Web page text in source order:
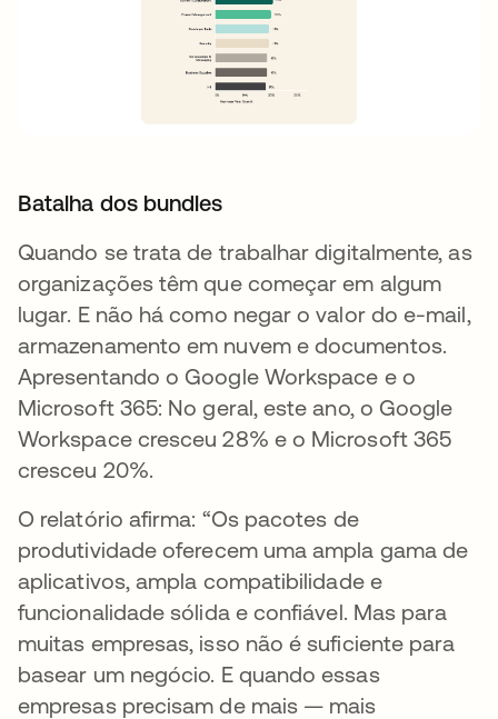
Batalha dos bundles
Quando se trata de trabalhar digitalmente, as
organizações têm que começar em algum
lugar. E não há como negar o valor do e-mail,
armazenamento em nuvem e documentos.
Apresentando o Google Workspace e o
Microsoft 365: No geral, este ano, o Google
Workspace cresceu 28% e o Microsoft 365
cresceu 20%.
O relatório afirma: “Os pacotes de
produtividade oferecem uma ampla gama de
aplicativos, ampla compatibilidade e
funcionalidade sólida e confiável. Mas para
muitas empresas, isso não é suficiente para
basear um negócio. E quando essas
empresas precisam de mais — mais